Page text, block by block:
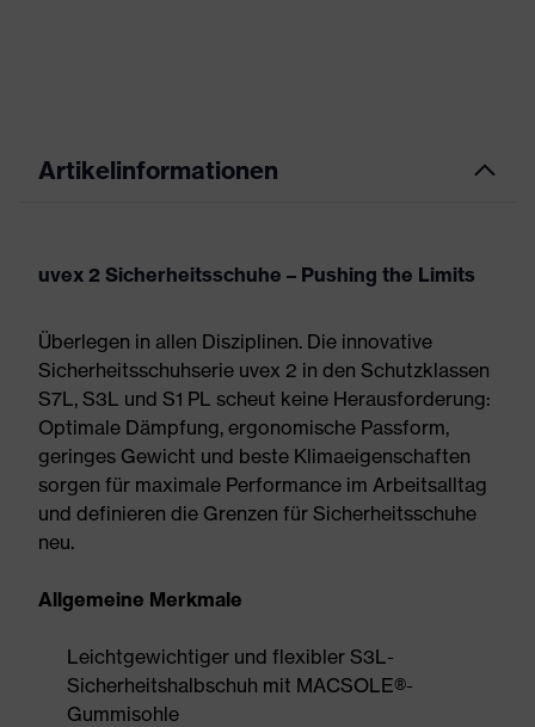
Artikelinformationen
uvex 2 Sicherheitsschuhe – Pushing the Limits
Überlegen in allen Disziplinen. Die innovative
Sicherheitsschuhserie uvex 2 in den Schutzklassen
S7L, S3L und S1 PL scheut keine Herausforderung:
Optimale Dämpfung, ergonomische Passform,
geringes Gewicht und beste Klimaeigenschaften
sorgen für maximale Performance im Arbeitsalltag
und definieren die Grenzen für Sicherheitsschuhe
neu.
Allgemeine Merkmale
Leichtgewichtiger und flexibler S3L-
Sicherheitshalbschuh mit MACSOLE®-
Gummisohle